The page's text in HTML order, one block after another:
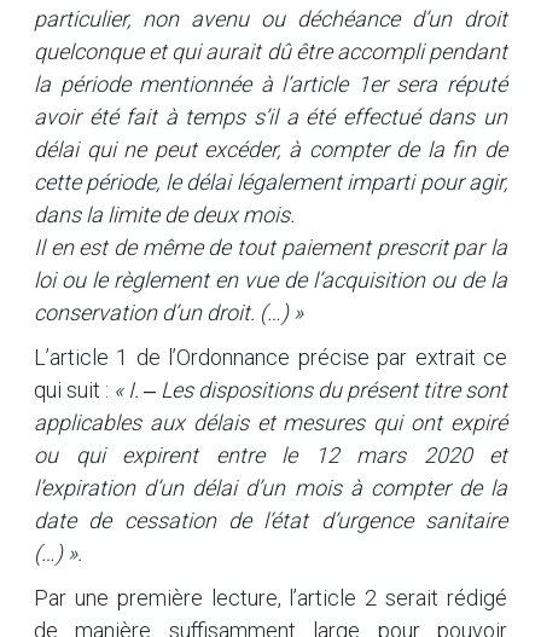
particulier, non avenu ou déchéance d’un droit
quelconque et qui aurait dû être accompli pendant
la période mentionnée à l’article 1er sera réputé
avoir été fait à temps s’il a été effectué dans un
délai qui ne peut excéder, à compter de la fin de
cette période, le délai légalement imparti pour agir,
dans la limite de deux mois.
Il en est de même de tout paiement prescrit par la
loi ou le règlement en vue de l’acquisition ou de la
conservation d’un droit. (…) »
L’article 1 de l’Ordonnance précise par extrait ce
qui suit : « I. ‒ Les dispositions du présent titre sont
applicables aux délais et mesures qui ont expiré
ou qui expirent entre le 12 mars 2020 et
l’expiration d’un délai d’un mois à compter de la
date de cessation de l’état d’urgence sanitaire
(…) ».
Par une première lecture, l’article 2 serait rédigé
de manière suffisamment large pour pouvoir